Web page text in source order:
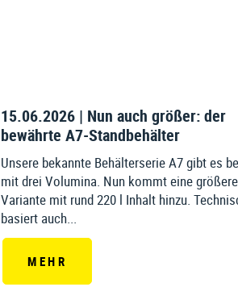
15.06.2026 | Nun auch größer: der
bewährte A7-Standbehälter
Unsere bekannte Behälterserie A7 gibt es
mit drei Volumina. Nun kommt eine größere
Variante mit rund 220 l Inhalt hinzu.
basiert auch...
MEHR